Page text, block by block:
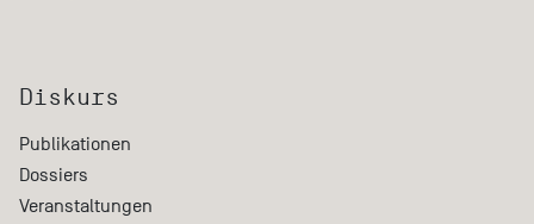
Diskurs
Publikationen
Dossiers
Veranstaltungen